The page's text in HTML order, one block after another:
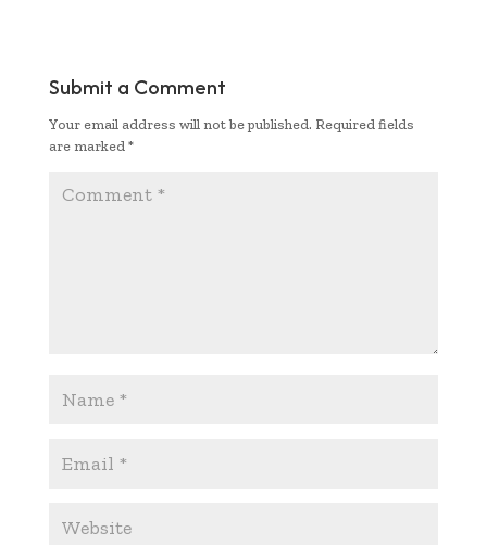
oo
k
r
A
p
p
k
Submit a Comment
Your email address will not be published. Required fields
are marked *